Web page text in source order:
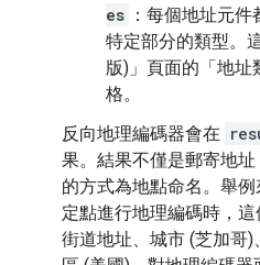
es ：每個地址元件
特定部分的類型。
版)」頁面的「地址
格。
反向地理編碼器會在
果。結果不僅是郵寄地
的方式為地點命名。舉
定點進行地理編碼時，
街道地址、城市 (芝加哥